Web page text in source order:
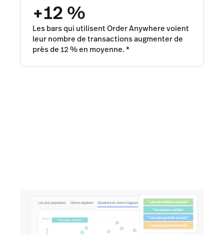
+12 %
Les bars qui utilisent Order Anywhere voient
leur nombre de transactions augmenter de
près de 12 % en moyenne.*